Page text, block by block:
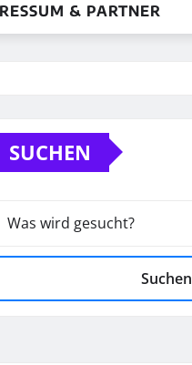
& PARTNER
SUCHEN
Suchen